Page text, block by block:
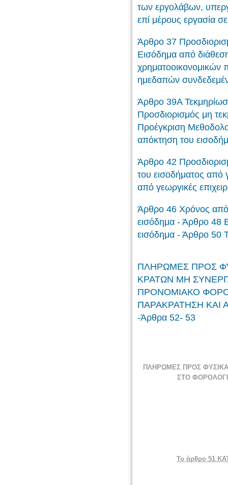
των εργολάβων,
επί μέρους εργασία
Άρθρο 37
Εισόδημα από
ημεδαπών
Άρθρο 39Α
Προσδιορισμός μη
Προέγκριση
απόκτηση του
Άρθρο 42
του εισοδήματος από
από γεωργικές
Άρθρο 46 Χρόνος
εισόδημα - Άρθρο 48
εισόδημα - Άρθρο 50
ΠΛΗΡΩΜΕΣ ΠΡΟΣ
ΚΡΑΤΩΝ ΜΗ
ΠΡΟΝΟΜΙΑΚΟ
ΠΑΡΑΚΡΑΤΗΣΗ
-Άρθρα 52- 53
ΠΛΗΡΩΜΕΣ ΠΡΟΣ
ΣΤΟ
Το άρθρο 51